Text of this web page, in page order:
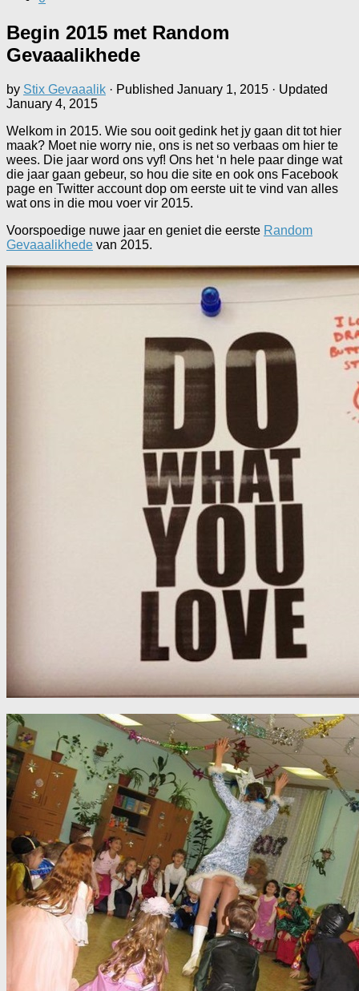
Begin 2015 met Random
Gevaaalikhede
by Stix Gevaaalik · Published January 1, 2015 · Updated
January 4, 2015
Welkom in 2015. Wie sou ooit gedink het jy gaan dit tot hier
maak? Moet nie worry nie, ons is net so verbaas om hier te
wees. Die jaar word ons vyf! Ons het ‘n hele paar dinge wat
die jaar gaan gebeur, so hou die site en ook ons Facebook
page en Twitter account dop om eerste uit te vind van alles
wat ons in die mou voer vir 2015.
Voorspoedige nuwe jaar en geniet die eerste Random
Gevaaalikhede van 2015.